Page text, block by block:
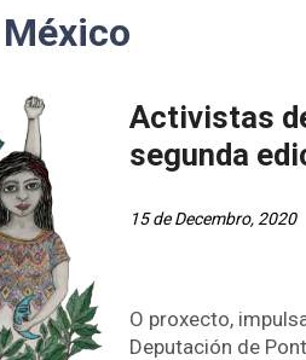
México
Activistas
segunda
15 de Decembro, 2020
O proxecto,
Deputación de